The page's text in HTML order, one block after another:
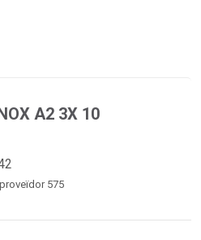
A2 3X 10
575